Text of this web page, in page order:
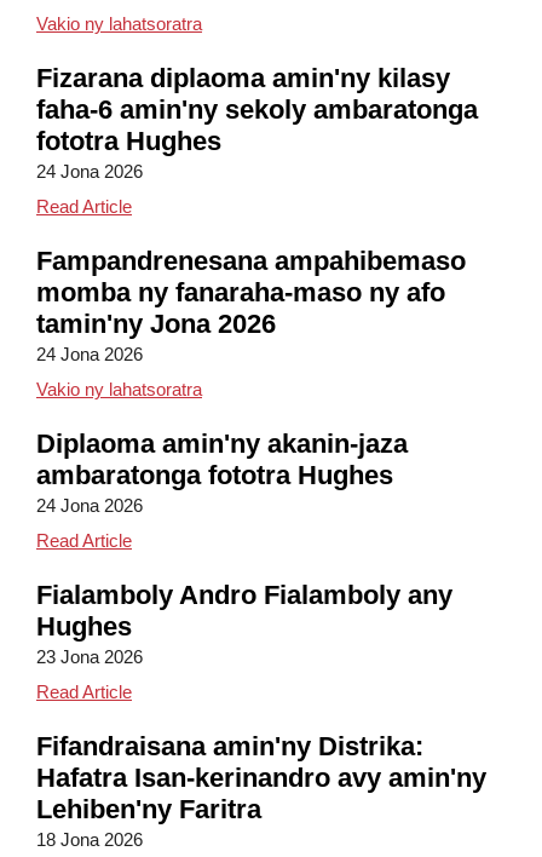
Vakio ny lahatsoratramomba ny Orientation amin'ny akanin-jaza
Fizarana diplaoma amin'ny kilasy
faha-6 amin'ny sekoly ambaratonga
fototra Hughes
24 Jona 2026
Read ArticleHughes Elementary 6th Grade Graduation
Fampandrenesana ampahibemaso
momba ny fanaraha-maso ny afo
tamin'ny Jona 2026
24 Jona 2026
Vakio ny lahatsoratraJona 2026 Filazana ampahibemaso
Diplaoma amin'ny akanin-jaza
ambaratonga fototra Hughes
24 Jona 2026
Read ArticleHughes Elementary Kindergarten Graduation
Fialamboly Andro Fialamboly any
Hughes
23 Jona 2026
Read ArticleHughes Field Day Fun
Fifandraisana amin'ny Distrika:
Hafatra Isan-kerinandro avy amin'ny
Lehiben'ny Faritra
18 Jona 2026